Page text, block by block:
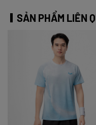
SẢN PHẨM LIÊN